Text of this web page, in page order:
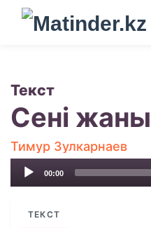
Текст
Сені
Тимур Зулкарнаев
Audio
00:00
ТЕКСТ